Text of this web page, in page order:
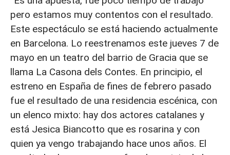
pero estamos muy contentos con el resultado.
Este espectáculo se está haciendo actualmente
en Barcelona. Lo reestrenamos este jueves 7 de
mayo en un teatro del barrio de Gracia que se
llama La Casona dels Contes. En principio, el
estreno en España de fines de febrero pasado
fue el resultado de una residencia escénica, con
un elenco mixto: hay dos actores catalanes y
está Jesica Biancotto que es rosarina y con
quien ya vengo trabajando hace unos años. El